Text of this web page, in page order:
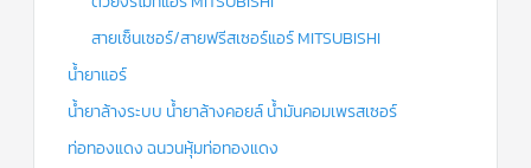
สายเซ็นเซอร์/สายฟรีสเซอร์แอร์ MITSUBISHI
น้ำยาแอร์
น้ำยาล้างระบบ น้ำยาล้างคอยล์ น้ำมันคอมเพรสเซอร์
ท่อทองแดง ฉนวนหุ้มท่อทองแดง